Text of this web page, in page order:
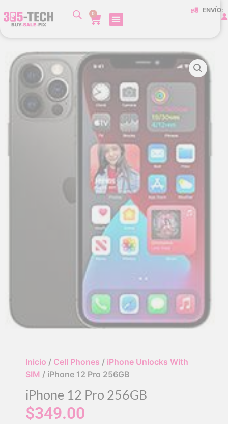
0 ENVÍO:
Inicio / Cell Phones / iPhone Unlocks With
SIM / iPhone 12 Pro 256GB
iPhone 12 Pro 256GB
$349.00